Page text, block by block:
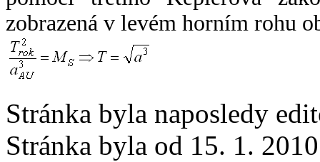
zobrazená v levém horním rohu
Stránka byla naposledy
Stránka byla od 15. 1.